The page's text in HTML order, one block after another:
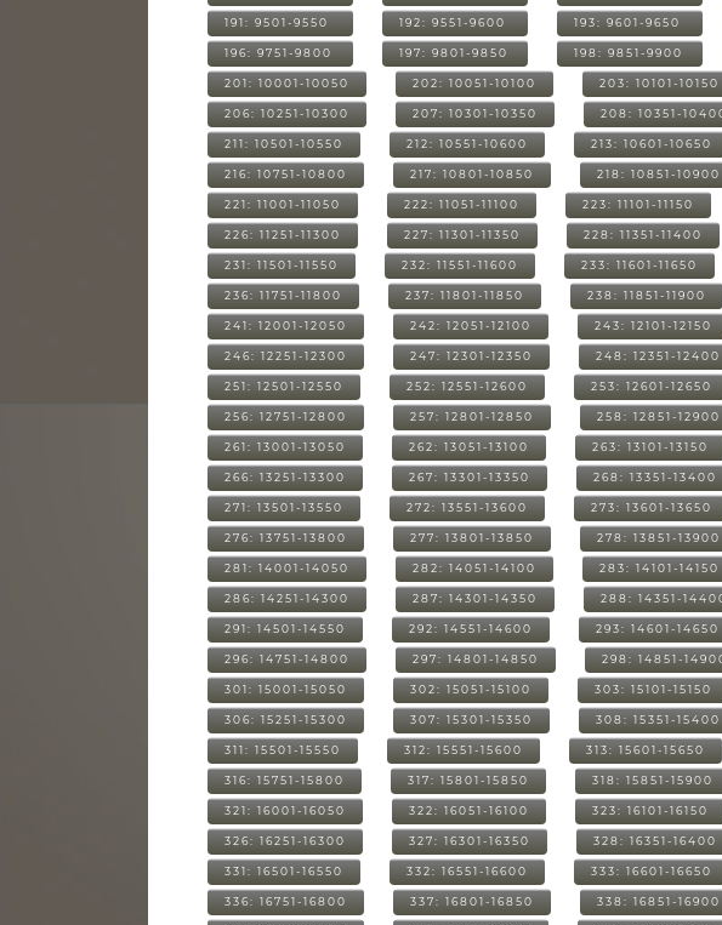
191: 9501-9550 192: 9551-9600 193: 9601-9650
196: 9751-9800 197: 9801-9850 198: 9851-9900
201: 10001-10050 202: 10051-10100 203: 10101-10150
206: 10251-10300 207: 10301-10350 208: 10351-
211: 10501-10550 212: 10551-10600 213: 10601-10650
216: 10751-10800 217: 10801-10850 218: 10851-10900
221: 11001-11050 222: 11051-11100 223: 11101-11150
226: 11251-11300 227: 11301-11350 228: 11351-11400
231: 11501-11550 232: 11551-11600 233: 11601-11650
236: 11751-11800 237: 11801-11850 238: 11851-11900
241: 12001-12050 242: 12051-12100 243: 12101-12150
246: 12251-12300 247: 12301-12350 248: 12351-12400
251: 12501-12550 252: 12551-12600 253: 12601-12650
256: 12751-12800 257: 12801-12850 258: 12851-12900
261: 13001-13050 262: 13051-13100 263: 13101-13150
266: 13251-13300 267: 13301-13350 268: 13351-13400
271: 13501-13550 272: 13551-13600 273: 13601-13650
276: 13751-13800 277: 13801-13850 278: 13851-13900
281: 14001-14050 282: 14051-14100 283: 14101-14150
286: 14251-14300 287: 14301-14350 288: 14351-
291: 14501-14550 292: 14551-14600 293: 14601-14650
296: 14751-14800 297: 14801-14850 298: 14851-
301: 15001-15050 302: 15051-15100 303: 15101-15150
306: 15251-15300 307: 15301-15350 308: 15351-15400
311: 15501-15550 312: 15551-15600 313: 15601-15650
316: 15751-15800 317: 15801-15850 318: 15851-15900
321: 16001-16050 322: 16051-16100 323: 16101-16150
326: 16251-16300 327: 16301-16350 328: 16351-16400
331: 16501-16550 332: 16551-16600 333: 16601-16650
336: 16751-16800 337: 16801-16850 338: 16851-16900